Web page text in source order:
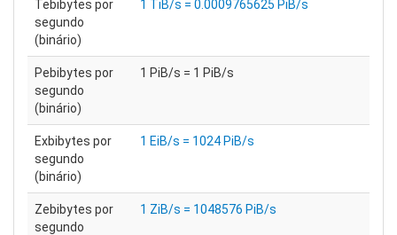
Tebibytes por
segundo
(binário)
1 TiB/s = 0.0009765625 PiB/s
Pebibytes por
segundo
(binário)
1 PiB/s = 1 PiB/s
Exbibytes por
segundo
(binário)
1 EiB/s = 1024 PiB/s
Zebibytes por
segundo
1 ZiB/s = 1048576 PiB/s